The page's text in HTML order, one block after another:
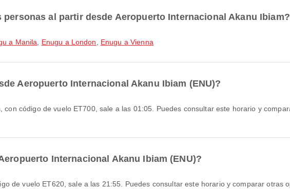
al partir desde Aeropuerto Internacional Akanu Ibiam?
a Manila Enugu a London Enugu a Vienna
Aeropuerto Internacional Akanu Ibiam (ENU)?
Internacional Akanu Ibiam (ENU)?